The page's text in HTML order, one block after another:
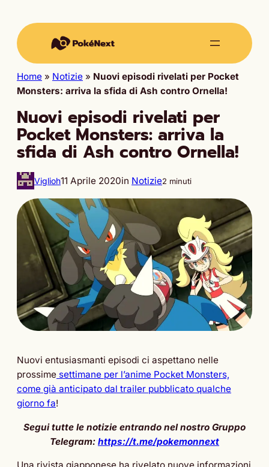
Home » Notizie » Nuovi episodi rivelati per Pocket
Monsters: arriva la sfida di Ash contro Ornella!
Nuovi episodi rivelati per
Pocket Monsters: arriva la
sfida di Ash contro Ornella!
Viglioh11 Aprile 2020in Notizie2 minuti
Nuovi entusiasmanti episodi ci aspettano nelle
prossime settimane per l’anime Pocket Monsters,
come già anticipato dal trailer pubblicato qualche
giorno fa!
Segui tutte le notizie entrando nel nostro Gruppo
Telegram: https://t.me/pokemonnext